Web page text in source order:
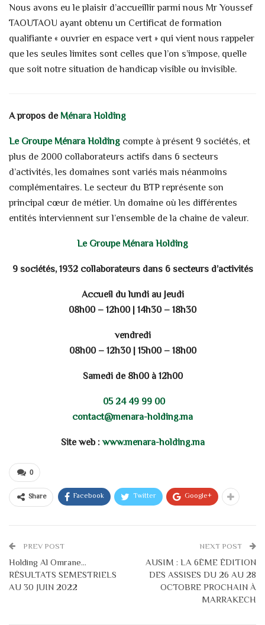
Nous avons eu le plaisir d’accueillir parmi nous Mr Youssef
TAOUTAOU ayant obtenu un Certificat de formation
qualifiante « ouvrier en espace vert » qui vient nous rappeler
que les seules limites sont celles que l’on s’impose, quelle
que soit notre situation de handicap visible ou invisible.
A propos deMénara Holding
Le Groupe Ménara Holding compte à présent 9 sociétés, et
plus de 2000 collaborateurs actifs dans 6 secteurs
d’activités, les domaines sont variés mais néanmoins
complémentaires. Le secteur du BTP représente son
principal cœur de métier. Un domaine où les différentes
entités interviennent sur l’ensemble de la chaine de valeur.
Le Groupe Ménara Holding
9 sociétés, 1932 collaborateurs dans 6 secteurs d’activités
Accueil du lundi au Jeudi
08h00 – 12h00 | 14h30 – 18h30
vendredi
08h00 – 12h30 | 15h00 – 18h00
Samedi de 8h00 à 12h00
05 24 49 99 00
contact@menara-holding.ma
Site web :www.menara-holding.ma
0
Share Facebook Twitter Google+
PREV POST
Holding Al Omrane…
RÉSULTATS SEMESTRIELS
AU 30 JUIN 2022
NEXT POST
AUSIM : LA 6ÈME ÉDITION
DES ASSISES DU 26 AU 28
OCTOBRE PROCHAIN À
MARRAKECH